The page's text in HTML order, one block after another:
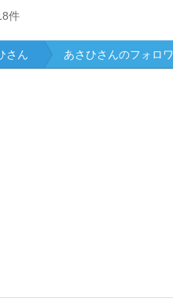
件
さん あさひさんのフォロ